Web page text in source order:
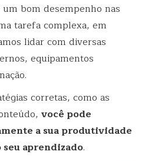
bom desempenho nas
tarefa complexa, em
lidar com diversas
equipamentos
corretas, como as
você pode
a sua produtividade
aprendizado.